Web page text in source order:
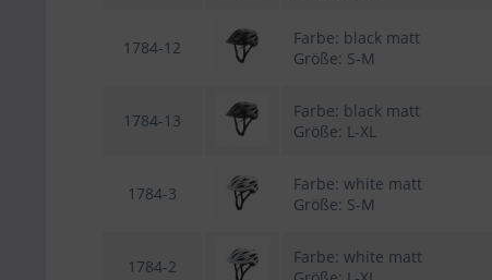
1784-12
Farbe: black matt
Größe: S-M
1784-13
Farbe: black matt
Größe: L-XL
1784-3
Farbe: white matt
Größe: S-M
1784-2
Farbe: white matt